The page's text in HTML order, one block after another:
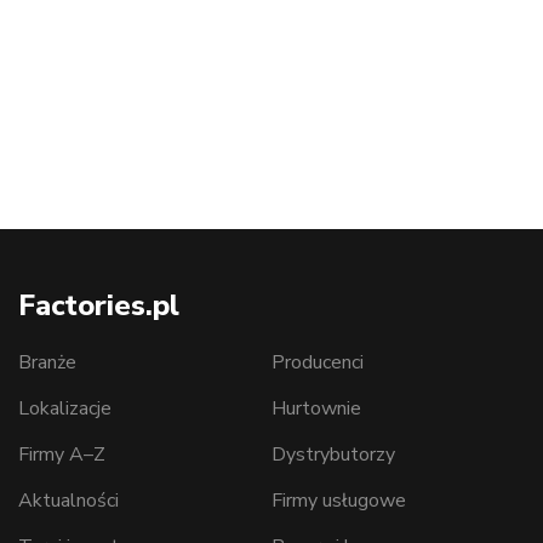
Factories.pl
Branże
Lokalizacje
Firmy A–Z
Aktualności
Producenci
Hurtownie
Dystrybutorzy
Firmy usługowe